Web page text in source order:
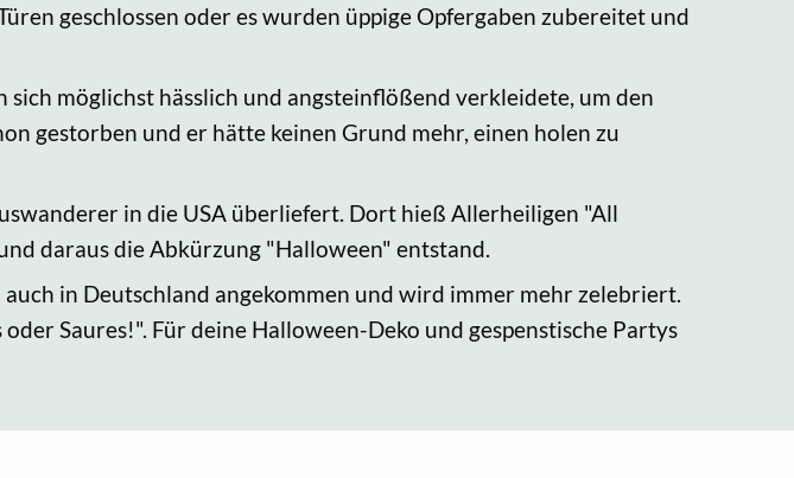
geschlossen oder es wurden üppige Opfergaben zubereitet und
möglichst hässlich und angsteinflößend verkleidete, um den
gestorben und er hätte keinen Grund mehr, einen holen zu
in die USA überliefert. Dort hieß Allerheiligen "All
daraus die Abkürzung "Halloween" entstand.
in Deutschland angekommen und wird immer mehr zelebriert.
Saures!". Für deine Halloween-Deko und gespenstische Partys